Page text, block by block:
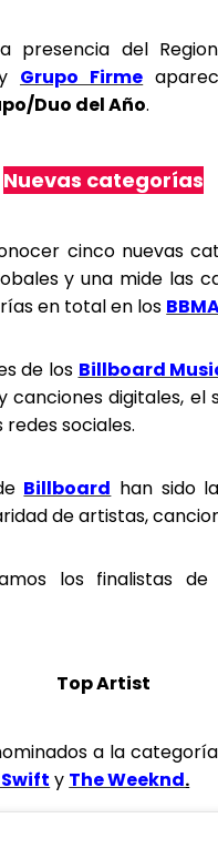
presencia del
Grupo Firme
Duo del Año.
Nuevas categorías
cinco nuevas
y una mide las
en total en los
de los Billboard
canciones digitales, el
redes sociales.
Billboard han sido
de artistas,
los finalistas
Top Artist
a la
y The Weeknd.